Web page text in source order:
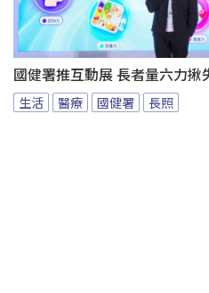
國健署推互動展 長者量六力揪
生活 醫療 國健署 長照